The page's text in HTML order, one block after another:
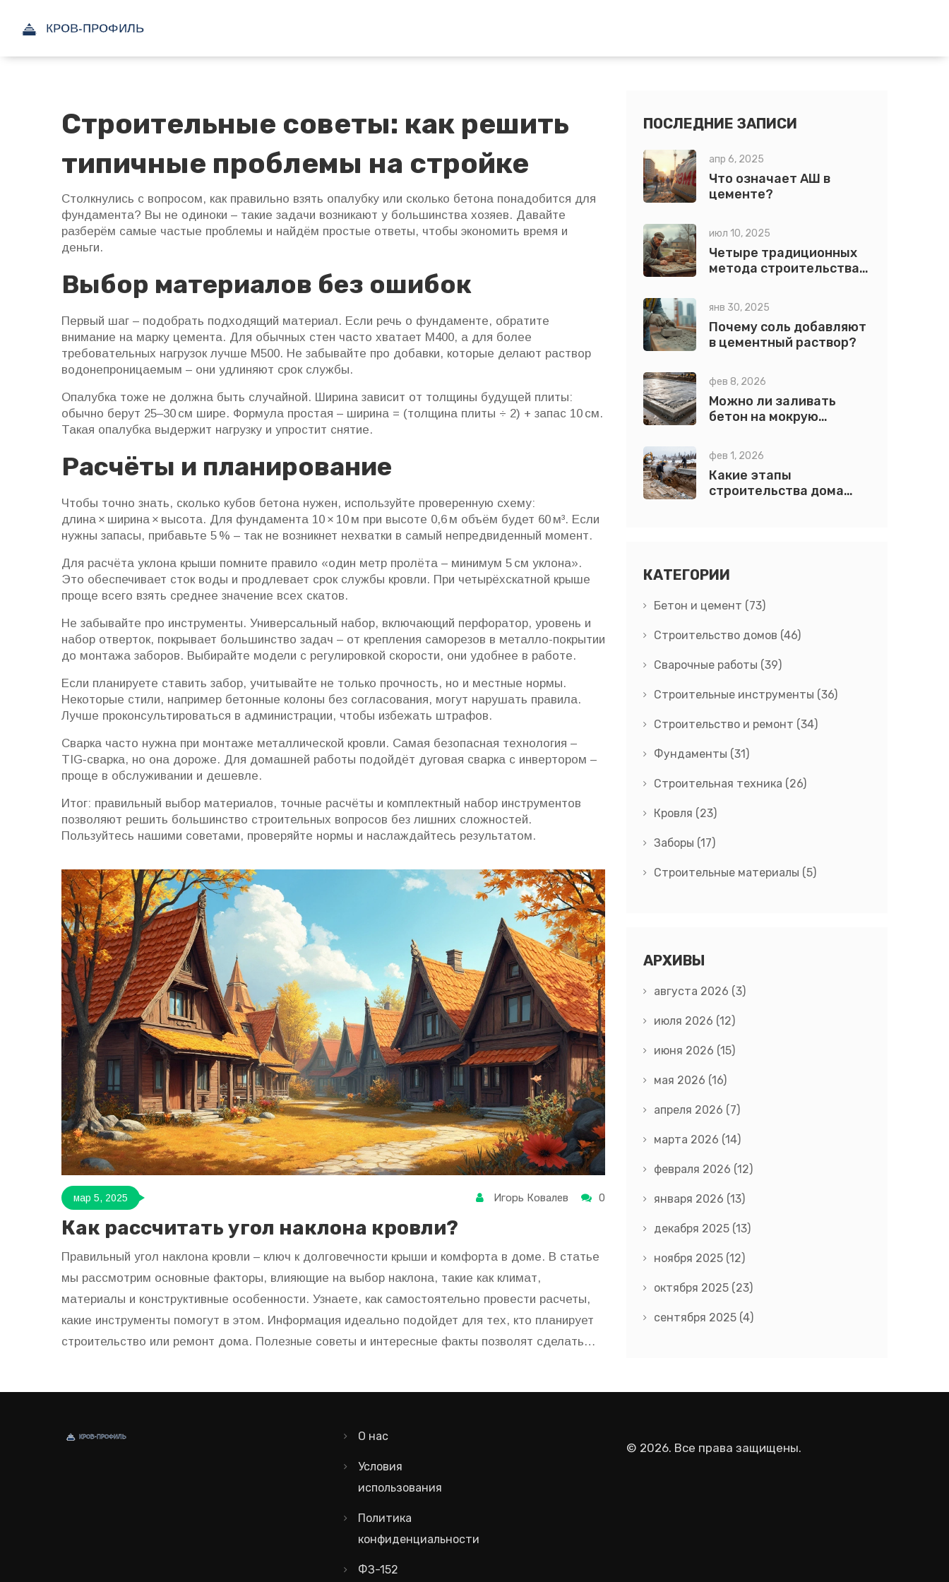
Строительные советы: как решить
типичные проблемы на стройке
Столкнулись с вопросом, как правильно взять опалубку или сколько бетона понадобится для
фундамента? Вы не одиноки – такие задачи возникают у большинства хозяев. Давайте
разберём самые частые проблемы и найдём простые ответы, чтобы экономить время и
деньги.
Выбор материалов без ошибок
Первый шаг – подобрать подходящий материал. Если речь о фундаменте, обратите
внимание на марку цемента. Для обычных стен часто хватает М400, а для более
требовательных нагрузок лучше М500. Не забывайте про добавки, которые делают раствор
водонепроницаемым – они удлиняют срок службы.
Опалубка тоже не должна быть случайной. Ширина зависит от толщины будущей плиты:
обычно берут 25–30 см шире. Формула простая – ширина = (толщина плиты ÷ 2) + запас 10 см.
Такая опалубка выдержит нагрузку и упростит снятие.
Расчёты и планирование
Чтобы точно знать, сколько кубов бетона нужен, используйте проверенную схему:
длина × ширина × высота. Для фундамента 10 × 10 м при высоте 0,6 м объём будет 60 м³. Если
нужны запасы, прибавьте 5 % – так не возникнет нехватки в самый непредвиденный момент.
Для расчёта уклона крыши помните правило «один метр пролёта – минимум 5 см уклона».
Это обеспечивает сток воды и продлевает срок службы кровли. При четырёхскатной крыше
проще всего взять среднее значение всех скатов.
Не забывайте про инструменты. Универсальный набор, включающий перфоратор, уровень и
набор отверток, покрывает большинство задач – от крепления саморезов в металло-покрытии
до монтажа заборов. Выбирайте модели с регулировкой скорости, они удобнее в работе.
Если планируете ставить забор, учитывайте не только прочность, но и местные нормы.
Некоторые стили, например бетонные колоны без согласования, могут нарушать правила.
Лучше проконсультироваться в администрации, чтобы избежать штрафов.
Сварка часто нужна при монтаже металлической кровли. Самая безопасная технология –
TIG‑сварка, но она дороже. Для домашней работы подойдёт дуговая сварка с инвертором –
проще в обслуживании и дешевле.
Итог: правильный выбор материалов, точные расчёты и комплектный набор инструментов
позволяют решить большинство строительных вопросов без лишних сложностей.
Пользуйтесь нашими советами, проверяйте нормы и наслаждайтесь результатом.
мар 5, 2025 Игорь Ковалев 0
Как рассчитать угол наклона кровли?
Правильный угол наклона кровли – ключ к долговечности крыши и комфорта в доме. В статье
мы рассмотрим основные факторы, влияющие на выбор наклона, такие как климат,
материалы и конструктивные особенности. Узнаете, как самостоятельно провести расчеты,
какие инструменты помогут в этом. Информация идеально подойдет для тех, кто планирует
строительство или ремонт дома. Полезные советы и интересные факты позволят сделать
ПОСЛЕДНИЕ ЗАПИСИ
апр 6, 2025
Что означает АШ в
цементе?
июл 10, 2025
Четыре традиционных
метода строительства:
секреты выбора
янв 30, 2025
Почему соль добавляют
в цементный раствор?
фев 8, 2026
Можно ли заливать
бетон на мокрую
практическими
рекомендациями
фев 1, 2026
Какие этапы
строительства дома
КАТЕГОРИИ
Бетон и цемент (73)
Строительство домов (46)
Сварочные работы (39)
Строительные инструменты (36)
Строительство и ремонт (34)
Фундаменты (31)
Строительная техника (26)
Кровля (23)
Заборы (17)
Строительные материалы (5)
АРХИВЫ
августа 2026 (3)
июля 2026 (12)
июня 2026 (15)
мая 2026 (16)
апреля 2026 (7)
марта 2026 (14)
февраля 2026 (12)
января 2026 (13)
декабря 2025 (13)
ноября 2025 (12)
октября 2025 (23)
сентября 2025 (4)
О нас
Условия
использования
Политика
конфиденциальности
ФЗ-152
© 2026. Все права защищены.